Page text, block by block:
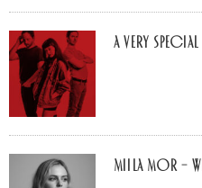
A Very
Miila Mor –